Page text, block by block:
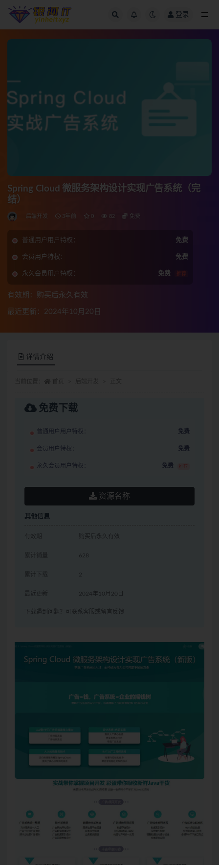
登录
Spring Cloud 微服务架构设计实现广告系统（完
结）
后端开发 3年前 0 82 免费
普通用户用户特权： 免费
会员用户特权： 免费
永久会员用户特权： 免费 推荐
有效期：购买后永久有效
最近更新：2024年10月20日
详情介绍
免费下载
普通用户用户特权： 免费
会员用户特权： 免费
永久会员用户特权： 免费 推荐
资源名称
其他信息
有效期 购买后永久有效
累计销量 628
累计下载 2
最近更新 2024年10月20日
下载遇到问题？可联系客服或留言反馈